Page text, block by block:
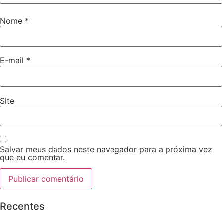
Nome *
E-mail *
Site
Salvar meus dados neste navegador para a próxima vez
que eu comentar.
Recentes